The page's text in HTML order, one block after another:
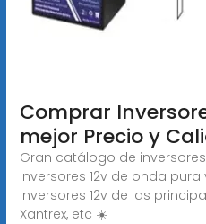
Comprar
mejor Precio y
Gran catálogo de
Inversores 12v de onda
Inversores 12v de las
Xantrex, etc ☀️